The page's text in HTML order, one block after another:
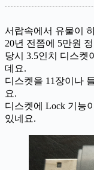
서랍속에서 유물이
20년 전쯤에 5만원
당시 3.5인치 디스켓
데요.
디스켓을 11장이나
요.
디스켓에 Lock 기능
있네요.